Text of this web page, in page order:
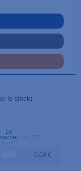
le stock)
Le
sachet
0.00 €